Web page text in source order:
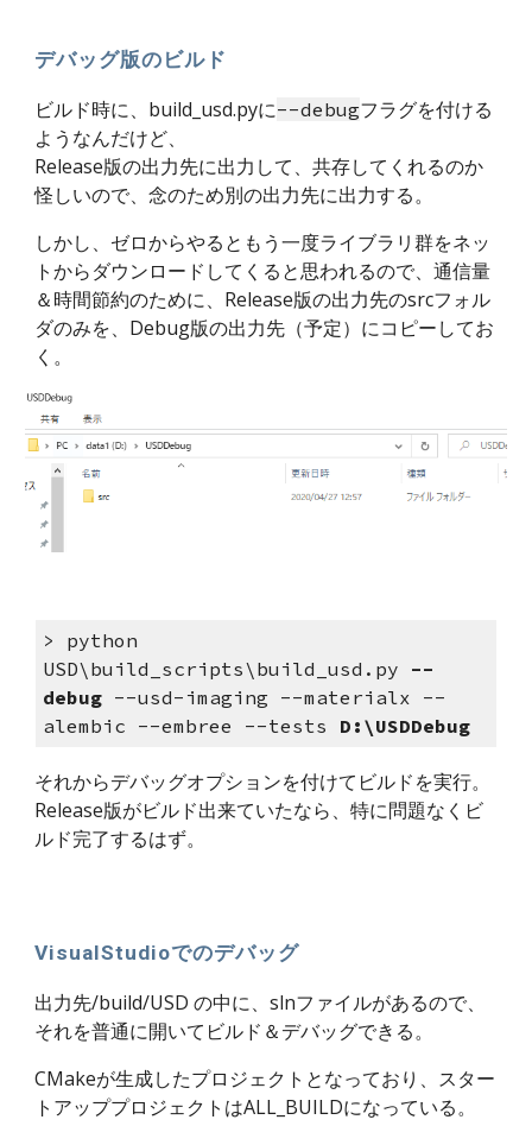
デバッグ版のビルド
ビルド時に、build_usd.pyに--debugフラグを付ける
ようなんだけど、
Release版の出力先に出力して、共存してくれるのか
怪しいので、念のため別の出力先に出力する。
しかし、ゼロからやるともう一度ライブラリ群をネッ
トからダウンロードしてくると思われるので、通信量
＆時間節約のために、Release版の出力先のsrcフォル
ダのみを、Debug版の出力先（予定）にコピーしてお
く。
> python
USD\build_scripts\build_usd.py --
debug --usd-imaging --materialx --
alembic --embree --tests D:\USDDebug
それからデバッグオプションを付けてビルドを実行。
Release版がビルド出来ていたなら、特に問題なくビ
ルド完了するはず。
VisualStudioでのデバッグ
出力先/build/USD の中に、slnファイルがあるので、
それを普通に開いてビルド＆デバッグできる。
CMakeが生成したプロジェクトとなっており、スター
トアッププロジェクトはALL_BUILDになっている。